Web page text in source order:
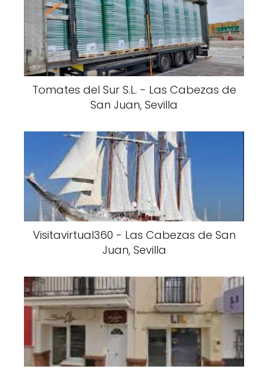
Tomates del Sur S.L. - Las Cabezas de
San Juan, Sevilla
Visitavirtual360 - Las Cabezas de San
Juan, Sevilla